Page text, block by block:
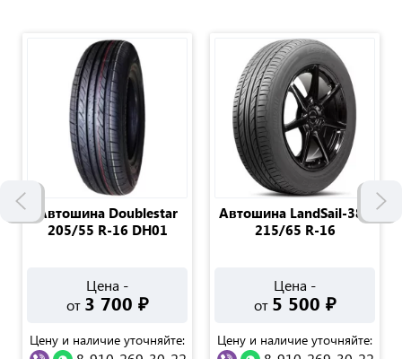
Автошина Doublestar
205/55 R-16 DH01
Цена -
от 3 700 ₽
Цену и наличие уточняйте:
Автошина LandSail-388
215/65 R-16
Цена -
от 5 500 ₽
Цену и наличие уточняйте: